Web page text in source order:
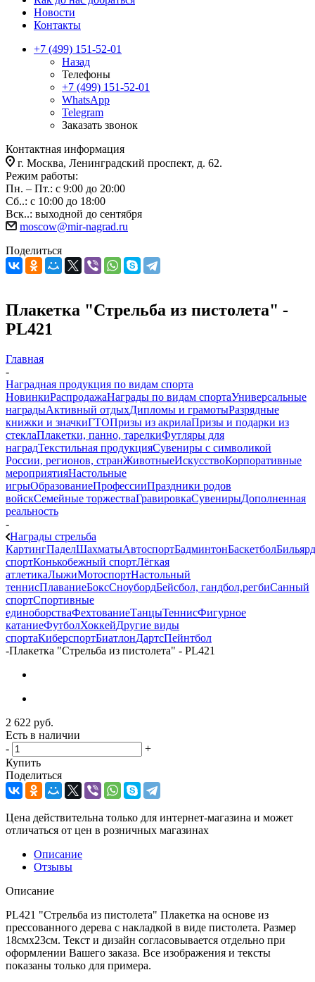
Новости
Контакты
+7 (499) 151-52-01
Назад
Телефоны
+7 (499) 151-52-01
WhatsApp
Telegram
Заказать звонок
Контактная информация
г. Москва, Ленинградский проспект, д. 62.
Режим работы:
Пн. – Пт.: с 9:00 до 20:00
Сб..: с 10:00 до 18:00
Вск..: выходной до сентября
moscow@mir-nagrad.ru
Поделиться
Плакетка "Стрельба из пистолета" -
PL421
Главная
-
Наградная продукция по видам спорта
НовинкиРаспродажаНаграды по видам спортаУниверсальные
наградыАктивный отдыхДипломы и грамотыРазрядные
книжки и значкиГТОПризы из акрилаПризы и подарки из
стеклаПлакетки, панно, тарелкиФутляры для
наградТекстильная продукцияСувениры с символикой
России, регионов, странЖивотныеИскусствоКорпоративные
мероприятияНастольные
игрыОбразованиеПрофессииПраздники родов
войскСемейные торжестваГравировкаСувенирыДополненная
реальность
-
Награды стрельба
КартингПаделШахматыАвтоспортБадминтонБаскетболБильярд
спортКонькобежный спортЛёгкая
атлетикаЛыжиМотоспортНастольный
теннисПлаваниеБоксСноубордБейсбол, гандбол,регбиСанный
спортСпортивные
единоборстваФехтованиеТанцыТеннисФигурное
катаниеФутболХоккейДругие виды
спортаКиберспортБиатлонДартсПейнтбол
-Плакетка "Стрельба из пистолета" - PL421
2 622 руб.
Есть в наличии
-
+
Купить
Поделиться
Цена действительна только для интернет-магазина и может
отличаться от цен в розничных магазинах
Описание
Отзывы
Описание
PL421 "Стрельба из пистолета" Плакетка на основе из
прессованного дерева с накладкой в виде пистолета. Размер
18смх23см. Текст и дизайн согласовывается отдельно при
оформлении Вашего заказа. Все изображения и тексты
показаны только для примера.